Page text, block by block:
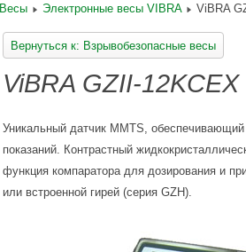
Весы Электронные весы VIBRA ViBRA
Вернуться к: Взрывобезопасные весы
ViBRA GZII-12KCEX
Уникальный датчик MMTS,
показаний. Контрастный
функция компаратора для дозирования и
или встроенной гирей (серия GZH).